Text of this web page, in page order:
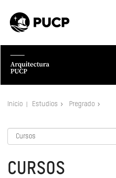
Inicio Estudios Pregrado
CURSOS